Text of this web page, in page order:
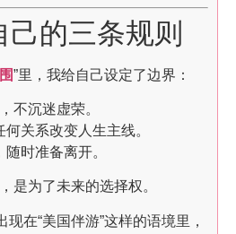
己的三条规则
”里，我给自己设定了边界：
不沉迷虚荣。
关系改变人生主线。
随时准备离开。
是为了未来的选择权。
在“美国伴游”这样的语境里，